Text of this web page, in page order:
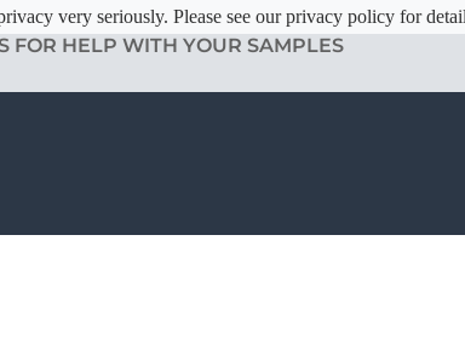
FOR HELP WITH YOUR SAMPLES
very seriously. Please see our privacy policy for